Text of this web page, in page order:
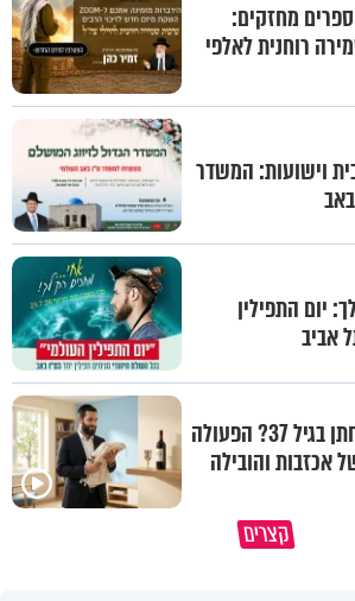
מחזקים:
רוחנית לאלפי
וישועות: המשדר
יום התפילין
אביב
מה הסיכוי להתחתן בגיל 37? הפעולה
אכזבות והובילה
קצרים
דיבה על